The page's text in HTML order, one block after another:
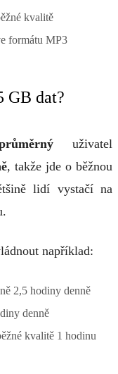
kvalitě
formátu MP3
GB dat?
uživatel
, takže jde o běžnou
lidí vystačí na
například:
2,5 hodiny denně
denně
kvalitě 1 hodinu